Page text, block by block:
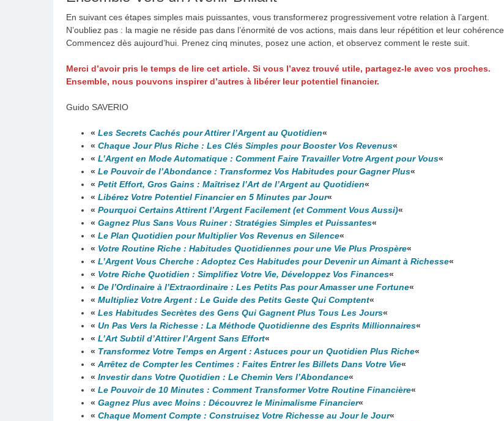
En suivant ces étapes simples mais puissantes, vous transformerez progressivement votre relation à l’argent.
N’oubliez pas : la magie ne réside pas dans l’énormité de vos actions, mais dans leur répétition et leur cohérence.
Commencez dès aujourd’hui. Prenez cinq minutes, posez une action, et observez comment le reste suit.
Merci d’avoir pris le temps de lire cet article. Si vous l’avez trouvé utile, partagez-le avec vos proches.
Ensemble, nous pouvons inspirer d’autres à libérer leur potentiel financier.
Guido SAVERIO
« Les Secrets Cachés pour Attirer l’Argent au Quotidien«
« Chaque Jour Plus Riche : Les Clés Simples pour Booster Vos Revenus«
« L’Argent en Mode Automatique : Comment Faire Travailler Votre Argent pour Vous«
« Le Pouvoir de l’Abondance : Transformez Vos Habitudes pour Gagner Plus«
« Petit Effort, Gros Gains : Maîtrisez l’Art de l’Argent au Quotidien«
« Libérez Votre Potentiel Financier en 5 Minutes par Jour«
« Pourquoi Certains Attirent l’Argent Facilement (et Comment Vous Aussi)«
« Gagnez Plus Sans Vous Ruiner : Stratégies Simples et Puissantes«
« Le Plan Quotidien pour Multiplier Vos Revenus en Silence«
« Votre Routine Riche : Habitudes Quotidiennes pour une Vie Plus Prospère«
« L’Argent Vous Cherche : Adoptez Ces Habitudes pour Devenir un Aimant à Richesse«
« Votre Riche Quotidien : Simplifiez Votre Vie, Développez Vos Finances«
« De l’Ordinaire à l’Extraordinaire : Les Petits Pas pour Amasser une Fortune«
« Multipliez Votre Argent : Le Guide des Petits Geste Qui Comptent«
« Les Habitudes Secrètes des Gens Qui Gagnent Plus Tous Les Jours«
« Un Pas Vers la Richesse : La Méthode Quotidienne des Esprits Millionnaires«
« L’Art Subtil d’Attirer l’Argent Sans Effort«
« Transformez Votre Temps en Argent : Astuces pour un Quotidien Plus Riche«
« Arrêtez de Compter les Centimes : Faites Entrer les Billets Dans Votre Vie«
« Investir dans Votre Quotidien : Le Chemin Vers l’Abondance«
« Le Pouvoir de 10 Minutes : Comment Transformer Votre Routine Financière«
« Gagnez Plus avec Moins : Découvrez le Minimalisme Financier«
« Chaque Moment Compte : Construisez Votre Richesse au Jour le Jour«